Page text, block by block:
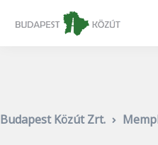
Budapest Közút Zrt.